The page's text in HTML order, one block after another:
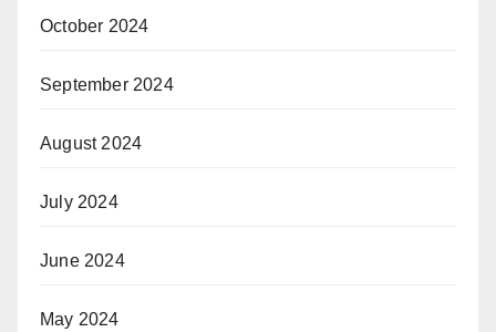
October 2024
September 2024
August 2024
July 2024
June 2024
May 2024